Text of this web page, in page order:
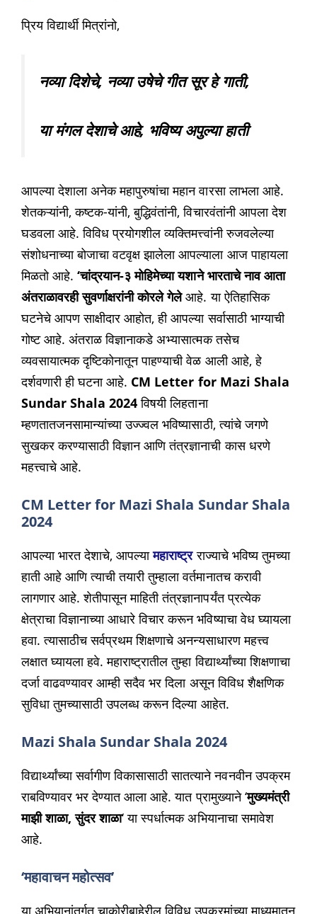
प्रिय विद्यार्थी मित्रांनो,
नव्या दिशेचे, नव्या उषेचे गीत सूर हे गाती,
या मंगल देशाचे आहे, भविष्य अपुल्या हाती
आपल्या देशाला अनेक महापुरुषांचा महान वारसा लाभला आहे.
शेतकऱ्यांनी, कष्टक-यांनी, बुद्धिवंतांनी, विचारवंतांनी आपला देश
घडवला आहे. विविध प्रयोगशील व्यक्तिमत्त्वांनी रुजवलेल्या
संशोधनाच्या बोजाचा वटवृक्ष झालेला आपल्याला आज पाहायला
मिळतो आहे. ‘चांद्रयान-३ मोहिमेच्या यशाने भारताचे नाव आता
अंतराळावरही सुवर्णाक्षरांनी कोरले गेलेआहे. या ऐतिहासिक
घटनेचे आपण साक्षीदार आहोत, ही आपल्या सर्वासाठी भाग्याची
गोष्ट आहे. अंतराळ विज्ञानाकडे अभ्यासात्मक तसेच
व्यवसायात्मक दृष्टिकोनातून पाहण्याची वेळ आली आहे, हे
दर्शवणारी ही घटना आहे. CM Letter for Mazi Shala
Sundar Shala 2024विषयी लिहताना
म्हणतातजनसामान्यांच्या उज्ज्वल भविष्यासाठी, त्यांचे जगणे
सुखकर करण्यासाठी विज्ञान आणि तंत्रज्ञानाची कास धरणे
महत्त्वाचे आहे.
CM Letter for Mazi Shala Sundar Shala
2024
आपल्या भारत देशाचे, आपल्यामहाराष्ट्रराज्याचे भविष्य तुमच्या
हाती आहे आणि त्याची तयारी तुम्हाला वर्तमानातच करावी
लागणार आहे. शेतीपासून माहिती तंत्रज्ञानापर्यंत प्रत्येक
क्षेत्राचा विज्ञानाच्या आधारे विचार करून भविष्याचा वेध घ्यायला
हवा. त्यासाठीच सर्वप्रथम शिक्षणाचे अनन्यसाधारण महत्त्व
लक्षात घ्यायला हवे. महाराष्ट्रातील तुम्हा विद्यार्थ्यांच्या शिक्षणाचा
दर्जा वाढवण्यावर आम्ही सदैव भर दिला असून विविध शैक्षणिक
सुविधा तुमच्यासाठी उपलब्ध करून दिल्या आहेत.
Mazi Shala Sundar Shala 2024
विद्यार्थ्यांच्या सर्वागीण विकासासाठी सातत्याने नवनवीन उपक्रम
राबविण्यावर भर देण्यात आला आहे. यात प्रामुख्याने ‘मुख्यमंत्री
माझी शाळा, सुंदर शाळा‘ या स्पर्धात्मक अभियानाचा समावेश
आहे.
‘महावाचन महोत्सव’
या अभियानांतर्गत चाकोरीबाहेरील विविध उपक्रमांच्या माध्यमातून